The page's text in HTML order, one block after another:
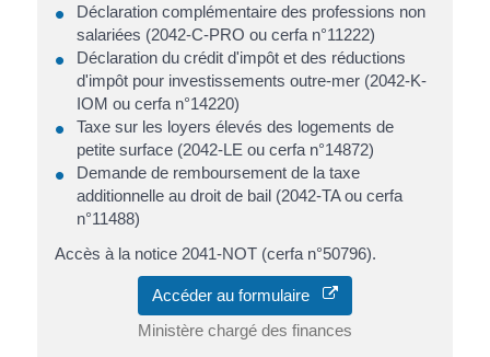
Déclaration complémentaire des professions non
salariées (2042-C-PRO ou cerfa n°11222)
Déclaration du crédit d'impôt et des réductions
d'impôt pour investissements outre-mer (2042-K-
IOM ou cerfa n°14220)
Taxe sur les loyers élevés des logements de
petite surface (2042-LE ou cerfa n°14872)
Demande de remboursement de la taxe
additionnelle au droit de bail (2042-TA ou cerfa
n°11488)
Accès à la notice 2041-NOT (cerfa n°50796).
Accéder au formulaire
Ministère chargé des finances